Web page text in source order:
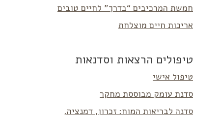
חמשת המרכיבים “בדרך” לחיים טובים
אריכות חיים מוצלחת
טיפולים הרצאות וסדנאות
טיפול אישי
סדנת עומק מבוססת מחקר
סדנה לבריאות המוח: זכרון, דמנציה,